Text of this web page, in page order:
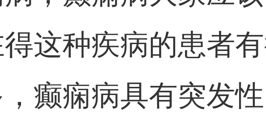
这种疾病的患者
癫痫病具有突发